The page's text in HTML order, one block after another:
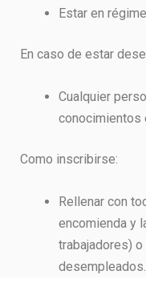
Estar en
En caso de estar
Cualquier
conocimientos
Como inscribirse:
Rellenar con
encomienda y
trabajadores)
desempleados.